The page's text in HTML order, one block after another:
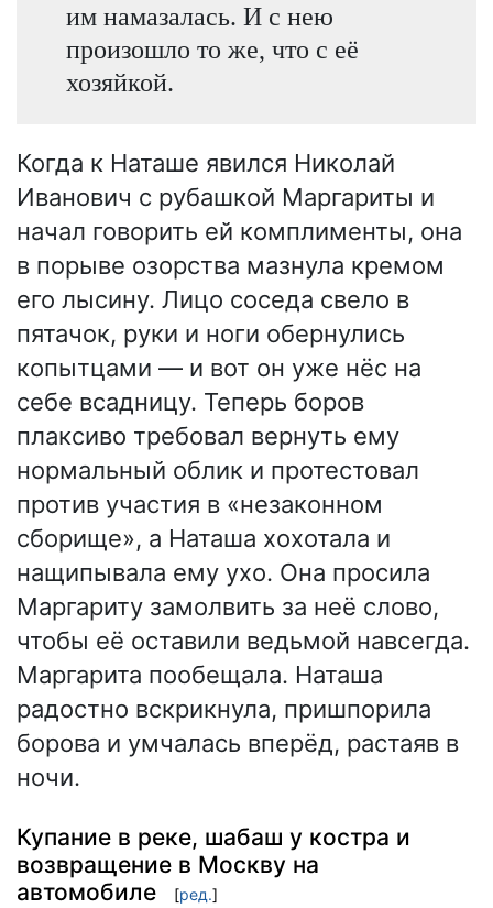
им намазалась. И с нею
произошло то же, что с её
хозяйкой.
Когда к Наташе явился Николай
Иванович с рубашкой Маргариты и
начал говорить ей комплименты, она
в порыве озорства мазнула кремом
его лысину. Лицо соседа свело в
пятачок, руки и ноги обернулись
копытцами — и вот он уже нёс на
себе всадницу. Теперь боров
плаксиво требовал вернуть ему
нормальный облик и протестовал
против участия в «незаконном
сборище», а Наташа хохотала и
нащипывала ему ухо. Она просила
Маргариту замолвить за неё слово,
чтобы её оставили ведьмой навсегда.
Маргарита пообещала. Наташа
радостно вскрикнула, пришпорила
борова и умчалась вперёд, растаяв в
ночи.
Купание в реке, шабаш у костра и
возвращение в Москву на
автомобиле
[ред.]